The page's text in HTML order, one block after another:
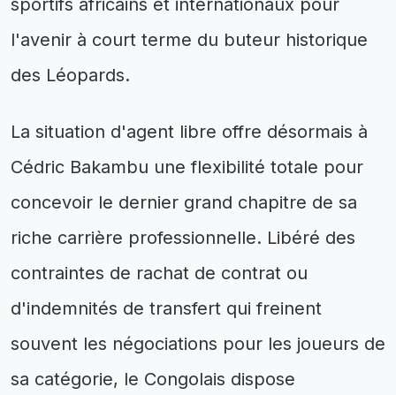
l'avenir à court terme du buteur historique
des Léopards.
La situation d'agent libre offre désormais à
Cédric Bakambu une flexibilité totale pour
concevoir le dernier grand chapitre de sa
riche carrière professionnelle. Libéré des
contraintes de rachat de contrat ou
d'indemnités de transfert qui freinent
souvent les négociations pour les joueurs de
sa catégorie, le Congolais dispose